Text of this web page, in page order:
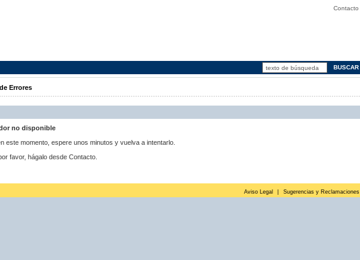
Contacto
Errores
no disponible
este momento, espere unos minutos y vuelva a intentarlo.
favor, hágalo desde Contacto.
Aviso Legal Sugerencias y Reclamaciones